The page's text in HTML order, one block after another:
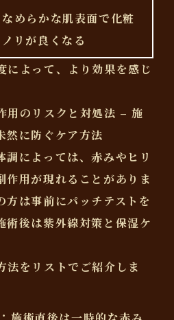
なめらかな肌表面で化粧
ノリが良くなる
によって、より効果を感じ
用のリスクと対処法 – 施
然に防ぐケア方法
調によっては、赤みやヒリ
作用が現れることがありま
方は事前にパッチテストを
術後は紫外線対策と保湿ケ
法をリストでご紹介しま